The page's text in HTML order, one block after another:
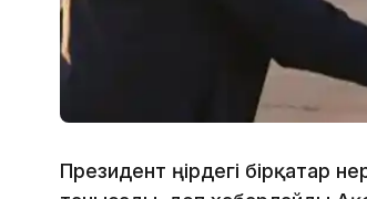
Президент өңірдегі бірқатар